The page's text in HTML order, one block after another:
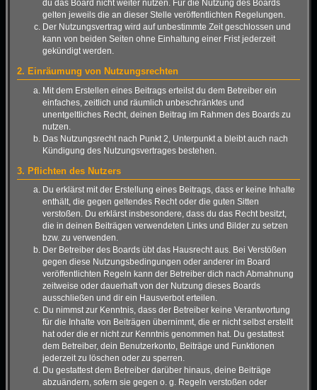
du das Board nicht weiter nutzen. Für die Nutzung des Boards
gelten jeweils die an dieser Stelle veröffentlichten Regelungen.
Der Nutzungsvertrag wird auf unbestimmte Zeit geschlossen und
kann von beiden Seiten ohne Einhaltung einer Frist jederzeit
gekündigt werden.
2. Einräumung von Nutzungsrechten
Mit dem Erstellen eines Beitrags erteilst du dem Betreiber ein
einfaches, zeitlich und räumlich unbeschränktes und
unentgeltliches Recht, deinen Beitrag im Rahmen des Boards zu
nutzen.
Das Nutzungsrecht nach Punkt 2, Unterpunkt a bleibt auch nach
Kündigung des Nutzungsvertrages bestehen.
3. Pflichten des Nutzers
Du erklärst mit der Erstellung eines Beitrags, dass er keine Inhalte
enthält, die gegen geltendes Recht oder die guten Sitten
verstoßen. Du erklärst insbesondere, dass du das Recht besitzt,
die in deinen Beiträgen verwendeten Links und Bilder zu setzen
bzw. zu verwenden.
Der Betreiber des Boards übt das Hausrecht aus. Bei Verstößen
gegen diese Nutzungsbedingungen oder anderer im Board
veröffentlichten Regeln kann der Betreiber dich nach Abmahnung
zeitweise oder dauerhaft von der Nutzung dieses Boards
ausschließen und dir ein Hausverbot erteilen.
Du nimmst zur Kenntnis, dass der Betreiber keine Verantwortung
für die Inhalte von Beiträgen übernimmt, die er nicht selbst erstellt
hat oder die er nicht zur Kenntnis genommen hat. Du gestattest
dem Betreiber, dein Benutzerkonto, Beiträge und Funktionen
jederzeit zu löschen oder zu sperren.
Du gestattest dem Betreiber darüber hinaus, deine Beiträge
abzuändern, sofern sie gegen o. g. Regeln verstoßen oder